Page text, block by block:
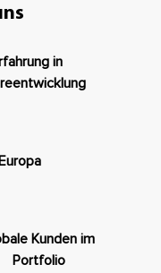
in
Kunden im
Portfolio